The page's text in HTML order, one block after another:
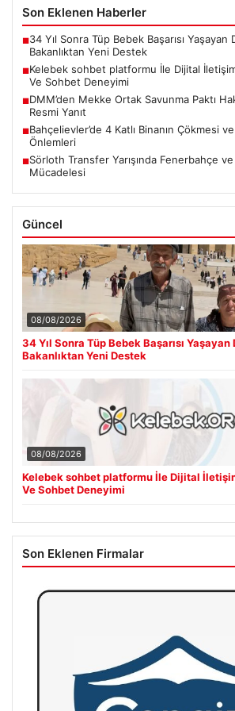
Son Eklenen Haberler
■34 Yıl Sonra Tüp Bebek Başarısı Yaşayan
Bakanlıktan Yeni Destek
■Kelebek sohbet platformu İle Dijital
Ve Sohbet Deneyimi
■DMM’den Mekke Ortak Savunma Paktı
Resmi Yanıt
■Bahçelievler’de 4 Katlı Binanın Çökmesi
Önlemleri
■Sörloth Transfer Yarışında Fenerbahçe
Mücadelesi
Güncel
08/08/2026
34 Yıl Sonra Tüp Bebek Başarısı Yaşayan
Bakanlıktan Yeni Destek
08/08/2026
Kelebek sohbet platformu İle Dijital
Ve Sohbet Deneyimi
Son Eklenen Firmalar